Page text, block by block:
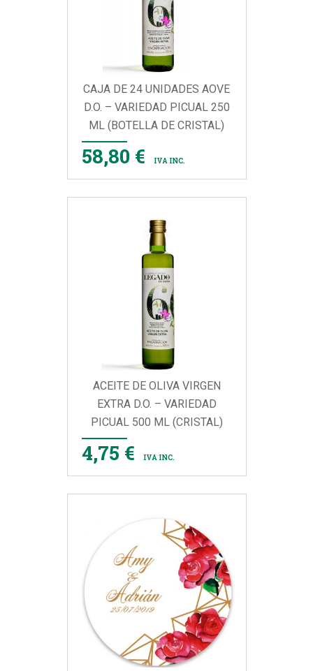
CAJA DE 24 UNIDADES AOVE
D.O. – VARIEDAD PICUAL 250
ML (BOTELLA DE CRISTAL)
58,80 € IVA INC.
ACEITE DE OLIVA VIRGEN
EXTRA D.O. – VARIEDAD
PICUAL 500 ML (CRISTAL)
4,75 € IVA INC.